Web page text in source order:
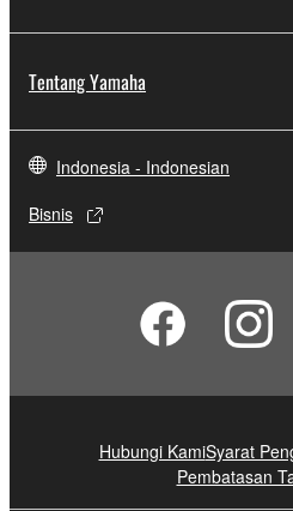
Tentang Yamaha
Indonesia - Indonesian
Bisnis
Hubungi KamiSyarat
Pembatasan